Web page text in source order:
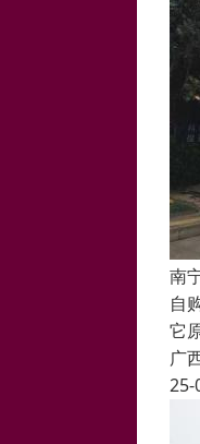
南
自
它
广
25-